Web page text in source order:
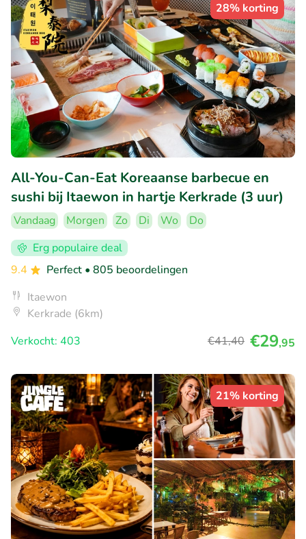
28% korting
All-You-Can-Eat Koreaanse barbecue en
sushi bij Itaewon in hartje Kerkrade (3 uur)
Vandaag Morgen Zo Di Wo
Do
Erg populaire deal
9.4
Perfect • 805 beoordelingen
Itaewon
Kerkrade (6km)
Verkocht: 403
€41,40 €29,95
21% korting